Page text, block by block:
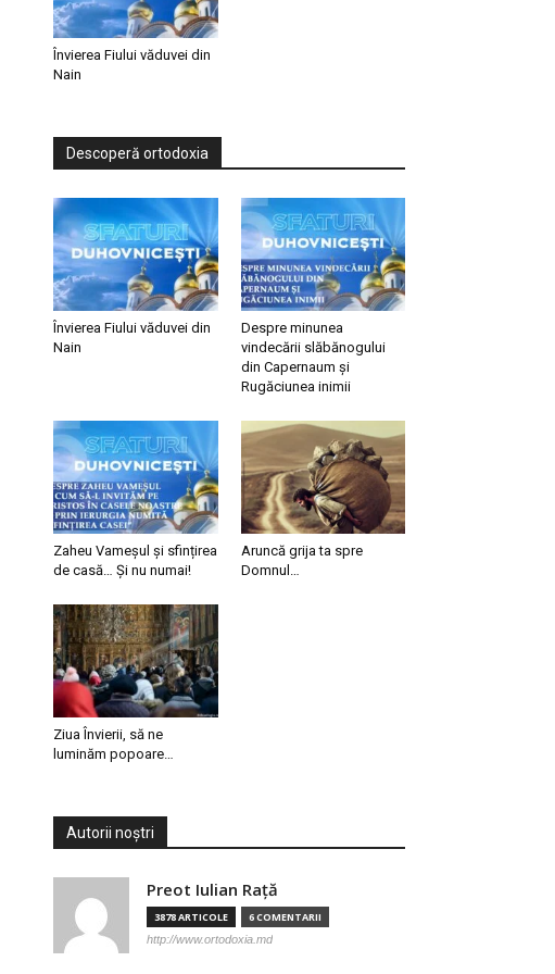
Învierea Fiului văduvei din
Nain
Descoperă ortodoxia
Învierea Fiului văduvei din
Nain
Despre minunea
vindecării slăbănogului
din Capernaum și
Rugăciunea inimii
Zaheu Vameșul și sfințirea
de casă… Și nu numai!
Aruncă grija ta spre
Domnul…
Ziua Învierii, să ne
luminăm popoare…
Autorii noștri
Preot Iulian Raţă
3878 ARTICOLE 6 COMENTARII
http://www.ortodoxia.md